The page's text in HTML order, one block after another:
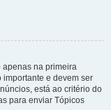
apenas na primeira
e devem ser
está ao critério do
para enviar Tópicos